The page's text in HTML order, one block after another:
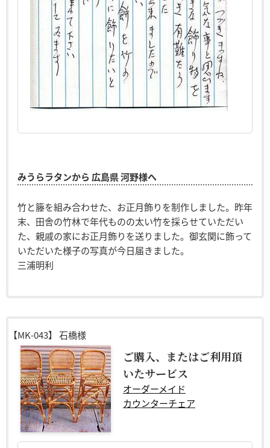
みうらラタンから 広島県 河野様へ
竹と籐を組み合わせた、お正月飾りを制作しました。昨年
末、田舎の竹林で年代ものの太い竹を採らせていただい
た、親戚の家にお正月飾りを送りました。御玄関に飾って
いただいた様子の写真が今日届きました。
三浦明利
【MK-043】 石橋様
ご購入、またはご利用頂
いたサービス
オーダーメイド
カウンターチェア